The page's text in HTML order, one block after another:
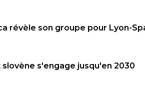
révèle son groupe pour Lyon-
slovène s'engage jusqu'en 2030